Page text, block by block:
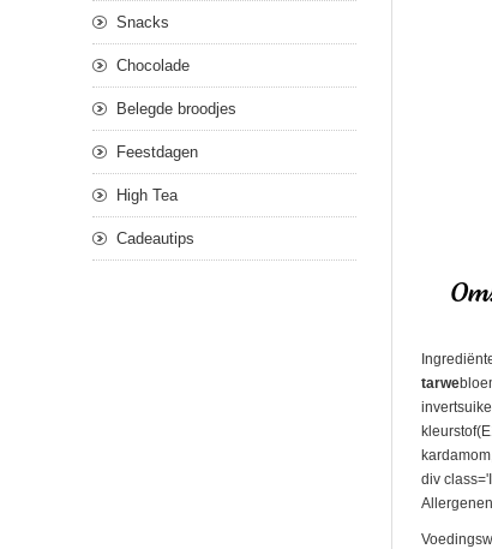
tarwe
div
Snacks
Chocolade
Belegde broodjes
Feestdagen
High Tea
Cadeautips